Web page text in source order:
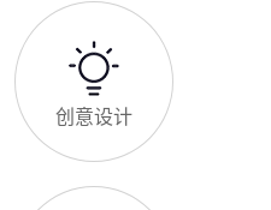
创意设计